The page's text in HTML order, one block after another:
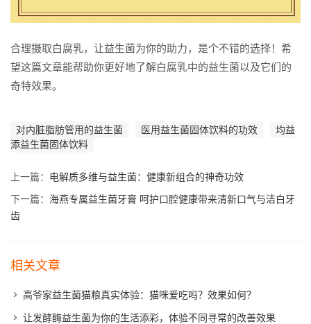
合理摄取白腐乳，让益生菌为你的助力，是个不错的选择！希
望这篇文章能帮助你更好地了解白腐乳中的益生菌以及它们的
奇特效果。
对内脏脂肪管用的益生菌 医用益生菌固体饮料的功效
均益
添益生菌固体饮料
上一篇： 电解质多维与益生菌：健康新组合的神奇功效
下一篇： 海燕专属益生菌牙膏 呵护口腔健康带来清新口气与洁白牙
齿
相关文章
高爷家益生菌猫粮真实体验：猫咪爱吃吗？效果如何？
让发酵酶益生菌为你的生活添彩，体验不同寻常的改善效果